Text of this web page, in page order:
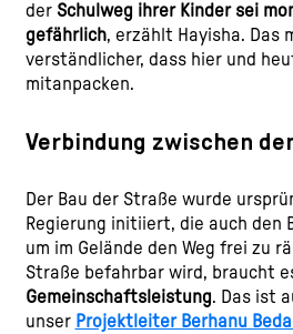
der Schulweg ihrer Kinder sei
gefährlich, erzählt Hayisha. Das
verständlicher, dass hier und
mitanpacken.
Verbindung zwischen
Der Bau der Straße wurde
Regierung initiiert, die auch den
um im Gelände den Weg frei zu
Straße befahrbar wird, braucht
Gemeinschaftsleistung. Das ist
unser Projektleiter Berhanu